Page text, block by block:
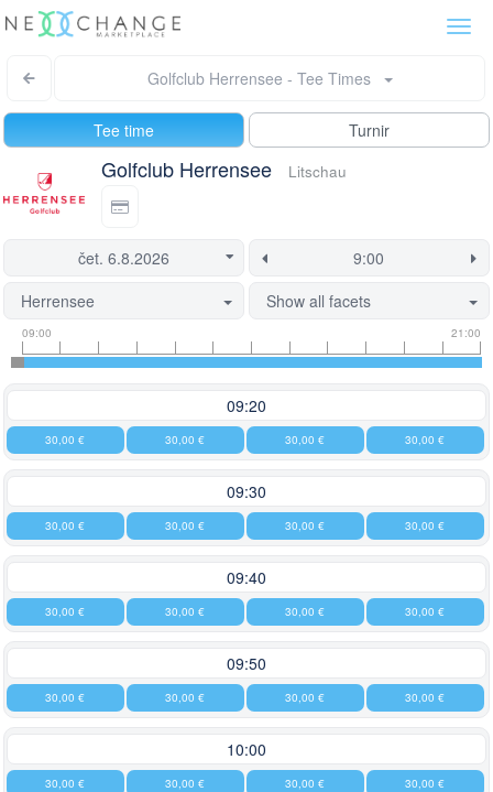
Golfclub Herrensee - Tee Times
Tee time Turnir
Golfclub Herrensee Litschau
Herrensee
Show all facets
Tee
time
Flight
slot
This
start
currently
locked.
09:00 21:00
09:20
30,00 € 30,00 € 30,00 € 30,00 €
09:30
30,00 € 30,00 € 30,00 € 30,00 €
09:40
30,00 € 30,00 € 30,00 € 30,00 €
09:50
30,00 € 30,00 € 30,00 € 30,00 €
10:00
30,00 € 30,00 € 30,00 € 30,00 €